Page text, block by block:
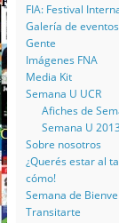
FIA: Festival
Galería de eventos
Gente
Imágenes FNA
Media Kit
Semana U UCR
Afiches de
Semana U
Sobre nosotros
¿Querés estar al
cómo!
Semana de
Transitarte